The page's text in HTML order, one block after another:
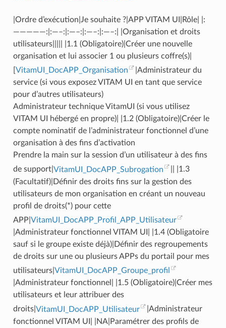
|Ordre d’exécution|Je souhaite ?|APP VITAM UI|Rôle| |:
—————:|:—–:|:—–:|:—–:|:—–:| |Organisation et droits
utilisateurs||||| |1.1 (Obligatoire)|Créer une nouvelle
organisation et lui associer 1 ou plusieurs coffre(s)|
VitamUI_DocAPP_Organisation
|Administrateur du
service (si vous exposez VITAM UI en tant que service
pour d’autres utilisateurs)
Administrateur technique VitamUI (si vous utilisez
VITAM UI hébergé en propre)| |1.2 (Obligatoire)|Créer le
compte nominatif de l’administrateur fonctionnel d’une
organisation à des fins d’activation
Prendre la main sur la session d’un utilisateur à des fins
de support| VitamUI_DocAPP_Subrogation
|| |1.3
(Facultatif)|Définir des droits fins sur la gestion des
utilisateurs de mon organisation en créant un nouveau
profil de droits(*) pour cette
APP| VitamUI_DocAPP_Profil_APP_Utilisateur
|Administrateur fonctionnel VITAM UI| |1.4 (Obligatoire
sauf si le groupe existe déjà)|Définir des regroupements
de droits sur une ou plusieurs APPs du portail pour mes
utilisateurs| VitamUI_DocAPP_Groupe_profil
|Administrateur fonctionnel| |1.5 (Obligatoire)|Créer mes
utilisateurs et leur attribuer des
droits| VitamUI_DocAPP_Utilisateur
|Administrateur
fonctionnel VITAM UI| |NA|Paramétrer des profils de